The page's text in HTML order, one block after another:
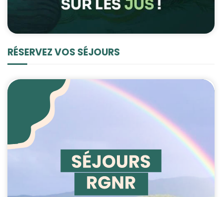
RÉSERVEZ VOS SÉJOURS